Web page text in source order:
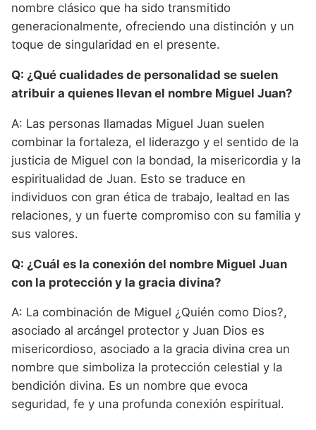
nombre clásico que ha sido transmitido
generacionalmente, ofreciendo una distinción y un
toque de singularidad en el presente.
Q: ¿Qué cualidades de personalidad se suelen
atribuir a quienes llevan el nombre Miguel Juan?
A: Las personas llamadas Miguel Juan suelen
combinar la fortaleza, el liderazgo y el sentido de la
justicia de Miguel con la bondad, la misericordia y la
espiritualidad de Juan. Esto se traduce en
individuos con gran ética de trabajo, lealtad en las
relaciones, y un fuerte compromiso con su familia y
sus valores.
Q: ¿Cuál es la conexión del nombre Miguel Juan
con la protección y la gracia divina?
A: La combinación de Miguel ¿Quién como Dios?,
asociado al arcángel protector y Juan Dios es
misericordioso, asociado a la gracia divina crea un
nombre que simboliza la protección celestial y la
bendición divina. Es un nombre que evoca
seguridad, fe y una profunda conexión espiritual.